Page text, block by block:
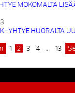
MOKOMALTA
YHTYE HUORALTA
1 2 3 4 … 13